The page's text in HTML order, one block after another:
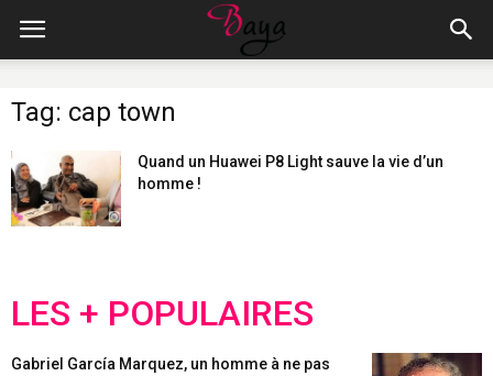
Tag: cap town
Quand un Huawei P8 Light sauve la vie d’un
homme !
LES + POPULAIRES
Gabriel García Marquez, un homme à ne pas